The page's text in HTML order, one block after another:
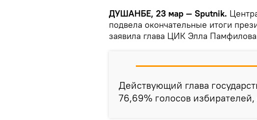
ДУШАНБЕ, 23 мар — Sputnik.
подвела окончательные итоги
заявила глава ЦИК Элла
Действующий глава
76,69% голосов